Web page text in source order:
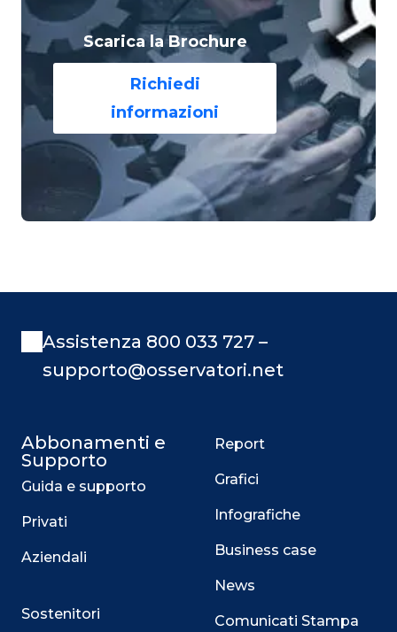
Scarica la Brochure
Richiedi
informazioni
Assistenza 800 033 727 –
supporto@osservatori.net
Abbonamenti e
Supporto
Guida e supporto
Privati
Aziendali
Sostenitori
Report
Grafici
Infografiche
Business case
News
Comunicati Stampa